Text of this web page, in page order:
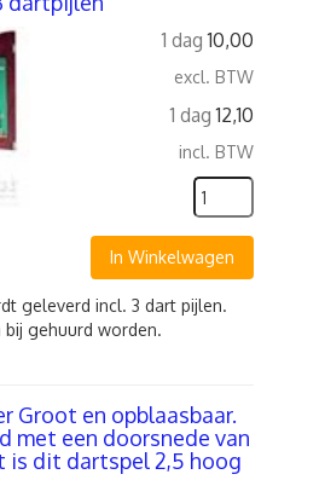
1 dag 10,00
excl. BTW
1 dag 12,10
incl. BTW
In Winkelwagen
geleverd incl. 3 dart pijlen.
bij gehuurd worden.
Groot en opblaasbaar.
met een doorsnede van
is dit dartspel 2,5 hoog